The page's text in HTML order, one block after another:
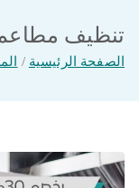
تنظيف مطاعم
الصفحة الرئيسية